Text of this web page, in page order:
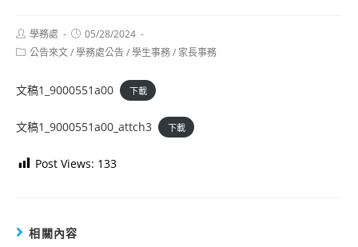
Post
author:
學務處
Post
published:
05/28/2024
Post公告來文/學務處公告/學生事務/ 家長事務
文稿1_9000551a00 下載
文稿1_9000551a00_attch3 下載
Post Views: 133
相關內容